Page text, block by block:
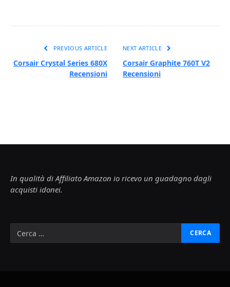
PREVIOUS ARTICLE
Corsair Crystal Series 680X
Recensioni
NEXT ARTICLE
Corsair Graphite 760T V2
Recensioni
In qualità di Affiliato Amazon io ricevo un guadagno dagli
acquisti idonei.